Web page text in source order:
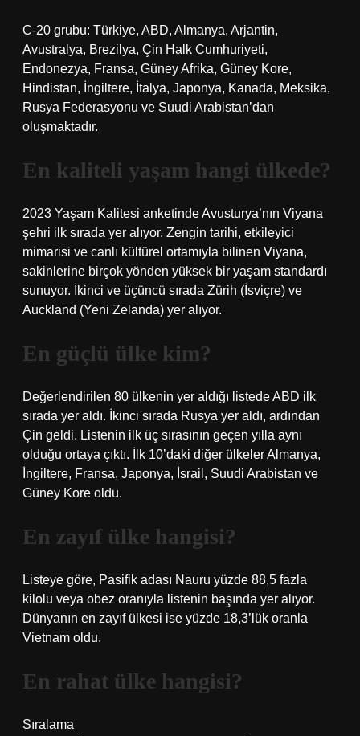
C-20 grubu: Türkiye, ABD, Almanya, Arjantin,
Avustralya, Brezilya, Çin Halk Cumhuriyeti,
Endonezya, Fransa, Güney Afrika, Güney Kore,
Hindistan, İngiltere, İtalya, Japonya, Kanada, Meksika,
Rusya Federasyonu ve Suudi Arabistan’dan
oluşmaktadır.
En kaliteli yaşam hangi ülkede?
2023 Yaşam Kalitesi anketinde Avusturya’nın Viyana
şehri ilk sırada yer alıyor. Zengin tarihi, etkileyici
mimarisi ve canlı kültürel ortamıyla bilinen Viyana,
sakinlerine birçok yönden yüksek bir yaşam standardı
sunuyor. İkinci ve üçüncü sırada Zürih (İsviçre) ve
Auckland (Yeni Zelanda) yer alıyor.
En güçlü ülke kim?
Değerlendirilen 80 ülkenin yer aldığı listede ABD ilk
sırada yer aldı. İkinci sırada Rusya yer aldı, ardından
Çin geldi. Listenin ilk üç sırasının geçen yılla aynı
olduğu ortaya çıktı. İlk 10’daki diğer ülkeler Almanya,
İngiltere, Fransa, Japonya, İsrail, Suudi Arabistan ve
Güney Kore oldu.
En zayıf ülke hangisi?
Listeye göre, Pasifik adası Nauru yüzde 88,5 fazla
kilolu veya obez oranıyla listenin başında yer alıyor.
Dünyanın en zayıf ülkesi ise yüzde 18,3’lük oranla
Vietnam oldu.
En rahat ülke hangisi?
Sıralama